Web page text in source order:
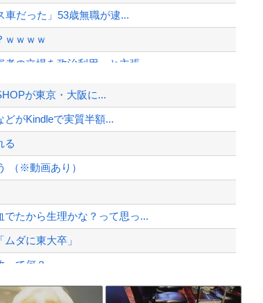
車だった」53歳無職が逮...
ｗｗｗｗ
の立場を政治利用」と主張...
ズキも今年第2四半期に大...
営「現地調達」陸軍「え？...
が飛び交う。1週間ぶり...
可避へ
Powered by livedoor 相互RSS
が東京・大阪に...
どがKindleで実質半額...
る
（※動画あり）
たから生理かな？って思っ...
ダに東大卒」
って何？
事故(ﾟoﾟ)